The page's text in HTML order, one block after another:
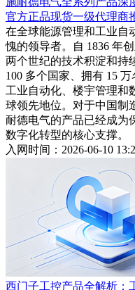
官方正品现货一级代理商
在全球能源管理和工业自
愧的领导者。自 1836 年
两个世纪的技术积淀和持
100 多个国家、拥有 15
工业自动化、楼宇管理和
球领先地位。对于中国制
耐德电气的产品已经成为
数字化转型的核心支撑。
入网时间：2026-06-10
西门子工控产品全解析：